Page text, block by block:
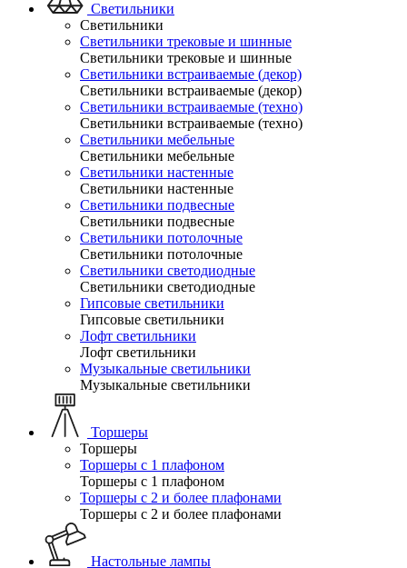
Светильники
Светильники
Светильники трековые и шинные
Светильники трековые и шинные
Светильники встраиваемые (декор)
Светильники встраиваемые (декор)
Светильники встраиваемые (техно)
Светильники встраиваемые (техно)
Светильники мебельные
Светильники мебельные
Светильники настенные
Светильники настенные
Светильники подвесные
Светильники подвесные
Светильники потолочные
Светильники потолочные
Светильники светодиодные
Светильники светодиодные
Гипсовые светильники
Гипсовые светильники
Лофт светильники
Лофт светильники
Музыкальные светильники
Музыкальные светильники
Торшеры
Торшеры
Торшеры с 1 плафоном
Торшеры с 1 плафоном
Торшеры с 2 и более плафонами
Торшеры с 2 и более плафонами
Настольные лампы